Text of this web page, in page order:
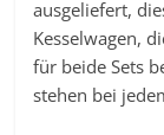
ausgeliefert,
Kesselwagen,
für beide Sets
stehen bei